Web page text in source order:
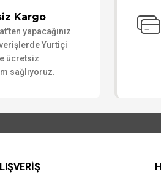
Kargo
yapacağınız
Yurtiçi
ücretsiz
sağlıyoruz.